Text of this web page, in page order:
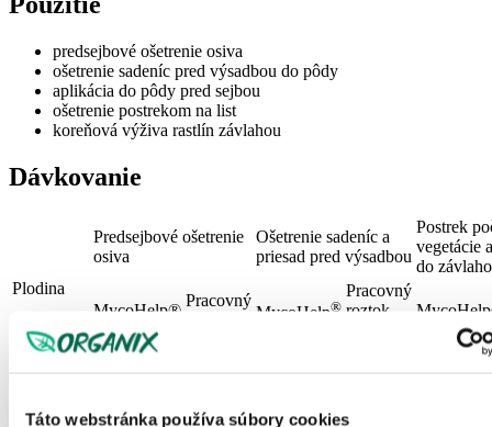
Táto webstránka používa súbory cookies
predsejbové ošetrenie osiva
ošetrenie sadeníc pred výsadbou do pôdy
aplikácia do pôdy pred sejbou
ošetrenie postrekom na list
koreňová výživa rastlín závlahou
Dávkovanie
Plodina
Predsejbové ošetrenie
osiva
Ošetrenie sadeníc a
priesad pred výsadbou
Postrek
vegetácie
do
MycoHelp®
l/t
Pracovný
MycoHelp®
Pracovný
roztok